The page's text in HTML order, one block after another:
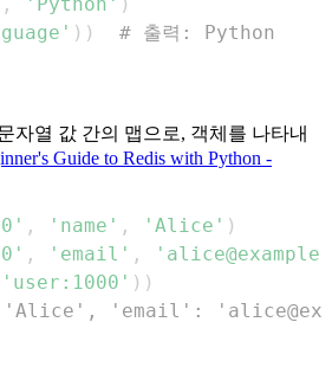
) ) # 출력: Python
자열 값 간의 맵으로, 객체를 나타내
Guide to Redis with Python -
, 'name' , 'Alice' )
, 'email' ,
'user:1000' ) )
'Alice', 'email':